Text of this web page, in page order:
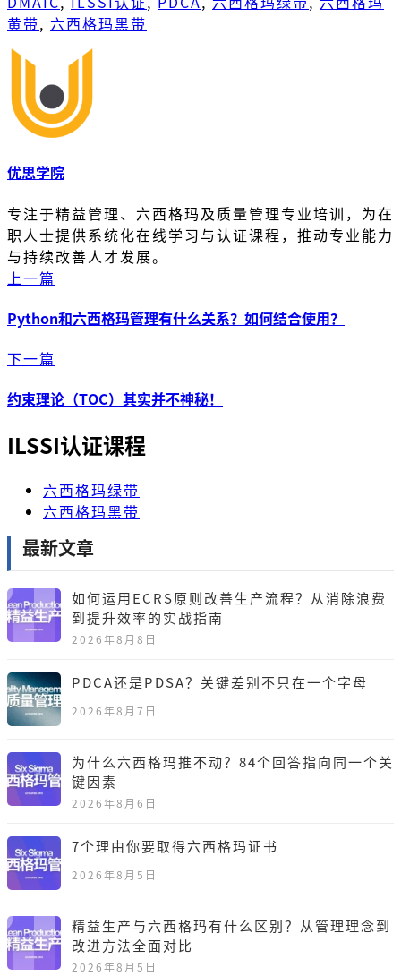
黄带, 六西格玛黑带
优思学院
专注于精益管理、六西格玛及质量管理专业培训，为在
职人士提供系统化在线学习与认证课程，推动专业能力
与持续改善人才发展。
上一篇
Python和六西格玛管理有什么关系？如何结合使用？
下一篇
约束理论（TOC）其实并不神秘！
ILSSI认证课程
六西格玛绿带
六西格玛黑带
最新文章
如何运用ECRS原则改善生产流程？从消除浪费
到提升效率的实战指南
2026年8月8日
PDCA还是PDSA？关键差别不只在一个字母
2026年8月7日
为什么六西格玛推不动？84个回答指向同一个关
键因素
2026年8月6日
7个理由你要取得六西格玛证书
2026年8月5日
精益生产与六西格玛有什么区别？从管理理念到
改进方法全面对比
2026年8月5日